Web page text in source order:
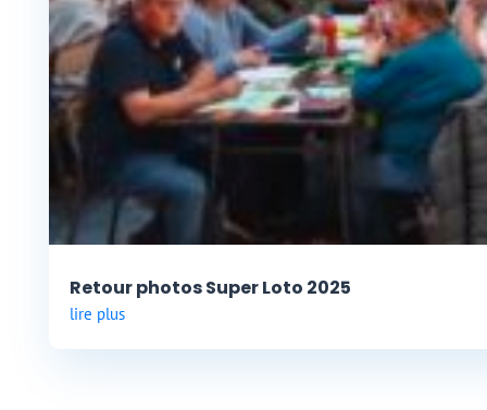
Retour photos Super Loto 2025
lire plus